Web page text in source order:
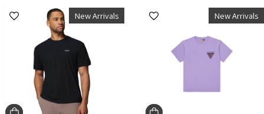
הוספה למועדפים New Arrivals
New Arrivals